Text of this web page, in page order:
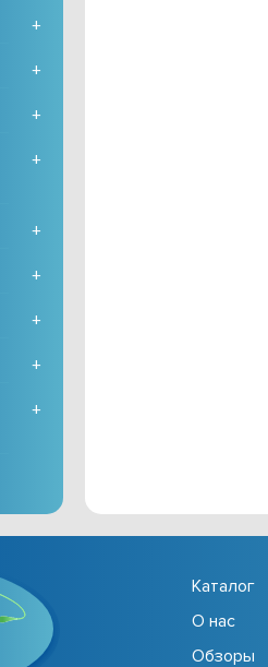
+
+
+
+
+
+
+
+
+
Каталог
О нас
Обзоры